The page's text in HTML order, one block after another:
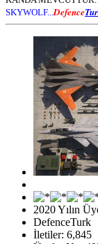
SKYWOLF... Defence
2020 Yılın
DefenceTurk
İletiler: 6,845